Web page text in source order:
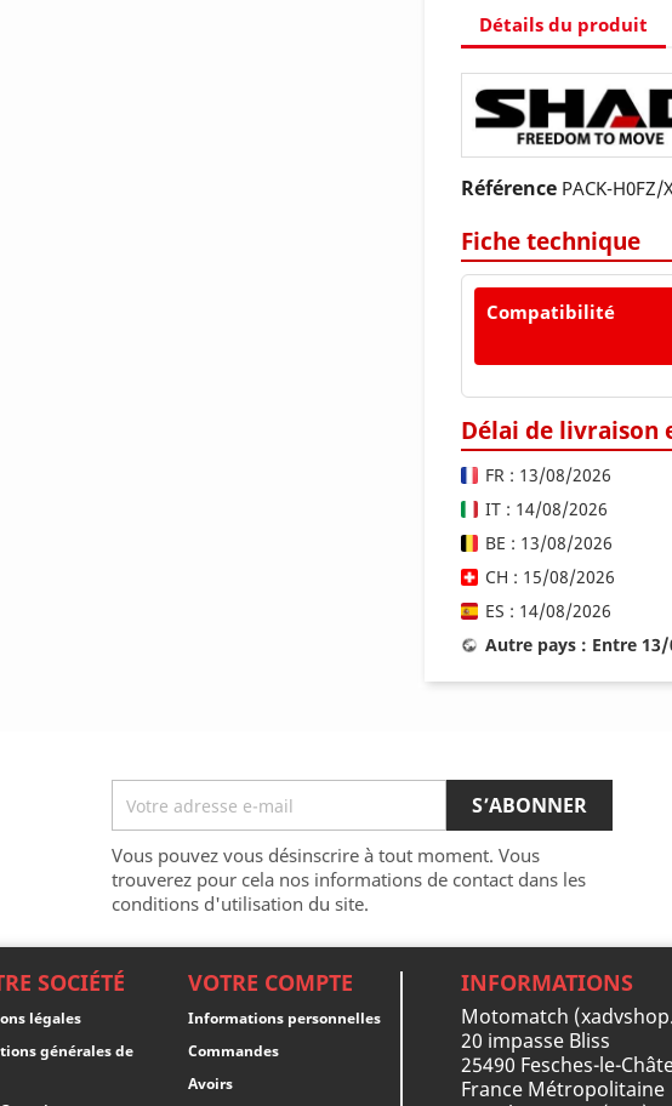
Détails du produit
Référence PACK-H0FZ/
Fiche technique
Compatibilité
Délai de livraison
FR : 13/08/2026
IT : 14/08/2026
BE : 13/08/2026
CH : 15/08/2026
ES : 14/08/2026
Autre pays : Entre
Vous pouvez vous désinscrire à tout moment. Vous
trouverez pour cela nos informations de contact dans les
conditions d'utilisation du site.
SOCIÉTÉ
légales
générales de
VOTRE COMPTE
Informations personnelles
Commandes
Avoirs
INFORMATIONS
Motomatch
20 impasse Bliss
25490 Fesches-le-
France Métropolitaine